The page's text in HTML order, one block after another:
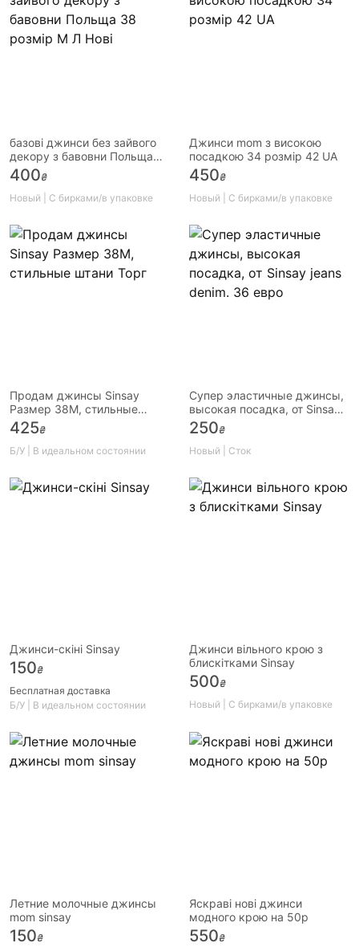
базові джинси без зайвого
декору з бавовни Польща
400₴
Новый | С бирками/в упаковке
Джинси mom з високою
посадкою 34 розмір 42 UA
450₴
Новый | С бирками/в упаковке
Продам джинсы Sinsay
Размер 38М, стильные
425₴
Б/У | В идеальном состоянии
Супер эластичные джинсы,
высокая посадка, от Sinsay
jeans denim. 36 евро
250₴
Новый | Сток
Джинси-скіні Sinsay
150₴
Бесплатная доставка
Б/У | В идеальном состоянии
Джинси вільного крою з
блискітками Sinsay
500₴
Новый | С бирками/в упаковке
Летние молочные джинсы
mom sinsay
150₴
Яскраві нові джинси
модного крою на 50р
550₴